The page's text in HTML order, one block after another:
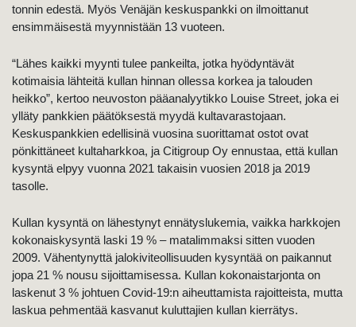
tonnin edestä. Myös Venäjän keskuspankki on ilmoittanut
ensimmäisestä myynnistään 13 vuoteen.
“Lähes kaikki myynti tulee pankeilta, jotka hyödyntävät
kotimaisia lähteitä kullan hinnan ollessa korkea ja talouden
heikko”, kertoo neuvoston pääanalyytikko Louise Street, joka ei
ylläty pankkien päätöksestä myydä kultavarastojaan.
Keskuspankkien edellisinä vuosina suorittamat ostot ovat
pönkittäneet kultaharkkoa, ja Citigroup Oy ennustaa, että kullan
kysyntä elpyy vuonna 2021 takaisin vuosien 2018 ja 2019
tasolle.
Kullan kysyntä on lähestynyt ennätyslukemia, vaikka harkkojen
kokonaiskysyntä laski 19 % – matalimmaksi sitten vuoden
2009. Vähentynyttä jalokiviteollisuuden kysyntää on paikannut
jopa 21 % nousu sijoittamisessa. Kullan kokonaistarjonta on
laskenut 3 % johtuen Covid-19:n aiheuttamista rajoitteista, mutta
laskua pehmentää kasvanut kuluttajien kullan kierrätys.